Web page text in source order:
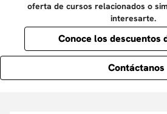
oferta de cursos relacionados o
interesarte.
Conoce los descuentos
Contáctanos